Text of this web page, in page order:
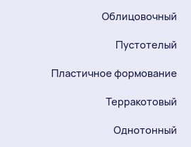
Облицовочный
Пустотелый
Пластичное формование
Терракотовый
Однотонный